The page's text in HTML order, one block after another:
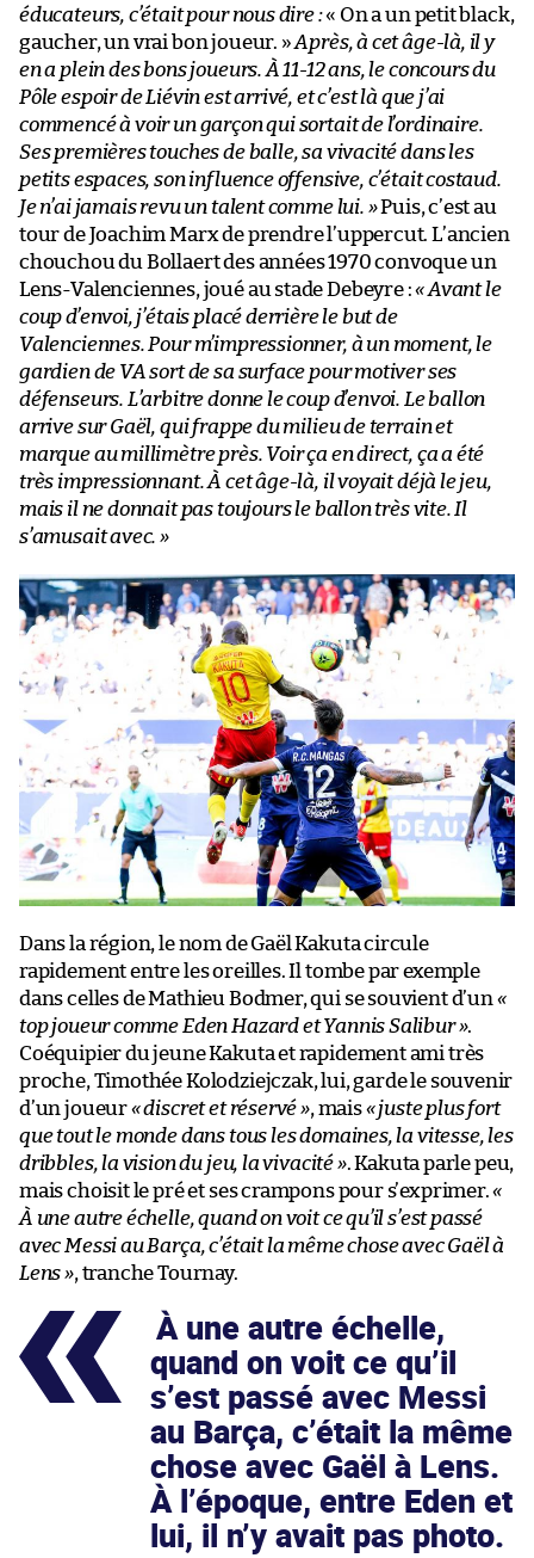
éducateurs, c’était pour nous dire :« On a un petit black,
gaucher, un vrai bon joueur. »Après, à cet âge-là, il y
en a plein des bons joueurs. À 11-12 ans, le concours du
Pôle espoir de Liévin est arrivé, et c’est là que j’ai
commencé à voir un garçon qui sortait de l’ordinaire.
Ses premières touches de balle, sa vivacité dans les
petits espaces, son influence offensive, c’était costaud.
Je n’ai jamais revu un talent comme lui. »Puis, c’est au
tour de Joachim Marx de prendre l’uppercut. L’ancien
chouchou du Bollaert des années 1970 convoque un
Lens-Valenciennes, joué au stade Debeyre :« Avant le
coup d’envoi, j’étais placé derrière le but de
Valenciennes. Pour m’impressionner, à un moment, le
gardien de VA sort de sa surface pour motiver ses
défenseurs. L’arbitre donne le coup d’envoi. Le ballon
arrive sur Gaël, qui frappe du milieu de terrain et
marque au millimètre près. Voir ça en direct, ça a été
très impressionnant. À cet âge-là, il voyait déjà le jeu,
mais il ne donnait pas toujours le ballon très vite. Il
s’amusait avec. »
Dans la région, le nom de Gaël Kakuta circule
rapidement entre les oreilles. Il tombe par exemple
dans celles de Mathieu Bodmer, qui se souvient d’un «
top joueur comme Eden Hazard et Yannis Salibur ».
Coéquipier du jeune Kakuta et rapidement ami très
proche, Timothée Kolodziejczak, lui, garde le souvenir
d’un joueur« discret et réservé », mais« juste plus fort
que tout le monde dans tous les domaines, la vitesse, les
dribbles, la vision du jeu, la vivacité ». Kakuta parle peu,
mais choisit le pré et ses crampons pour s’exprimer.«
À une autre échelle, quand on voit ce qu’il s’est passé
avec Messi au Barça, c’était la même chose avec Gaël à
Lens », tranche Tournay.
À une autre échelle,
quand on voit ce qu’il
s’est passé avec Messi
au Barça, c’était la même
chose avec Gaël à Lens.
À l’époque, entre Eden et
lui, il n’y avait pas photo.